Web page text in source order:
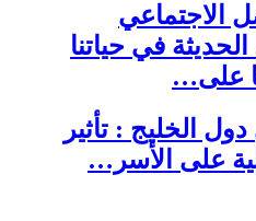
الاجتماعي
في حياتنا
على…
الخليج : تأثير
على الأسر…